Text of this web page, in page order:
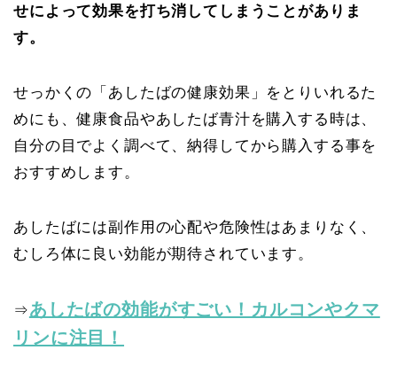
せによって効果を打ち消してしまうことがありま
す。
せっかくの「あしたばの健康効果」をとりいれるた
めにも、健康食品やあしたば青汁を購入する時は、
自分の目でよく調べて、納得してから購入する事を
おすすめします。
あしたばには副作用の心配や危険性はあまりなく、
むしろ体に良い効能が期待されています。
⇒あしたばの効能がすごい！カルコンやクマ
リンに注目！